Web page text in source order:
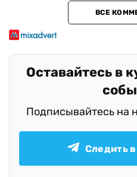
ВСЕ
Оставайтесь в
Подписывайтесь на
Следить